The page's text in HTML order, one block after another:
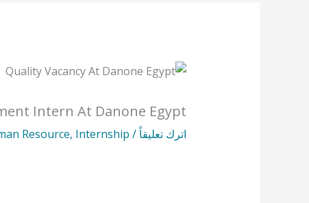
Intern At Danone Egypt
اترك تعليقاً/
Resource, Internship